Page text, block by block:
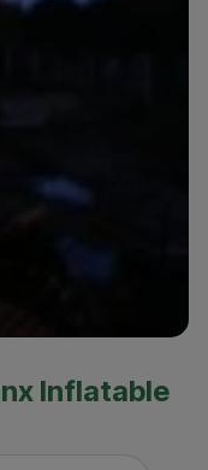
Inflatable